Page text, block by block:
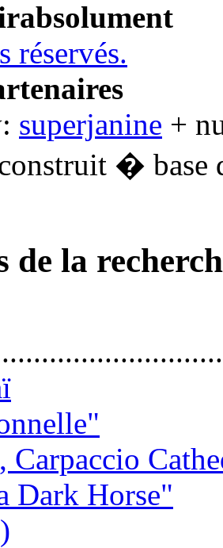
réservés.
superjanine +
� base
de la
Carpaccio
Dark Horse"